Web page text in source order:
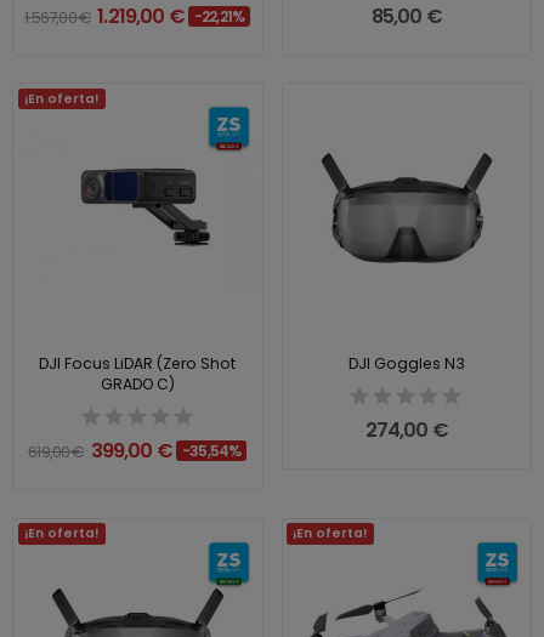
1.567,00 € 1.219,00 € -22,21% 85,00 €
¡En oferta!
DJI Focus LiDAR (Zero Shot
GRADO C)
619,00 € 399,00 € -35,54%
DJI Goggles N3
274,00 €
¡En oferta! ¡En oferta!